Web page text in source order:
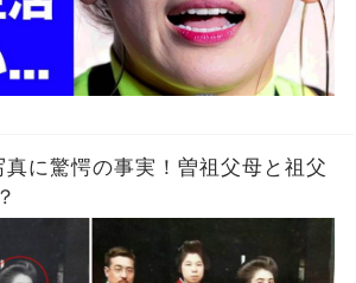
に驚愕の事実！曽祖父母と祖父